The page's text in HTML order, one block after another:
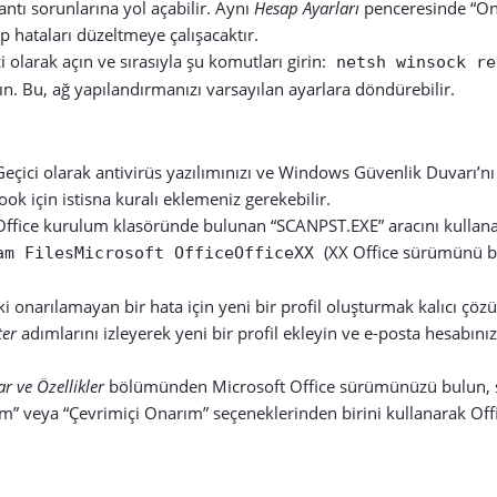
sorunlarına yol açabilir. Aynı Hesap Ayarları penceresinde
düzeltmeye çalışacaktır.
açın ve sırasıyla şu komutları girin:
netsh winsock
Bu, ağ yapılandırmanızı varsayılan ayarlara döndürebilir.
olarak antivirüs yazılımınızı ve Windows Güvenlik Duvarı’nı
için istisna kuralı eklemeniz gerekebilir.
kurulum klasöründe bulunan “SCANPST.EXE” aracını
FilesMicrosoft OfficeOfficeXX (XX Office sürümünü
bir hata için yeni bir profil oluşturmak kalıcı
adımlarını izleyerek yeni bir profil ekleyin ve e-posta
ve Özelliklerbölümünden Microsoft Office sürümünüzü bulun,
veya “Çevrimiçi Onarım” seçeneklerinden birini kullanarak